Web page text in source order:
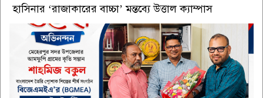
হাসিনার ‘রাজাকারের বাচ্চা’ মন্তব্যে উত্তাল ক্যাম্পাস